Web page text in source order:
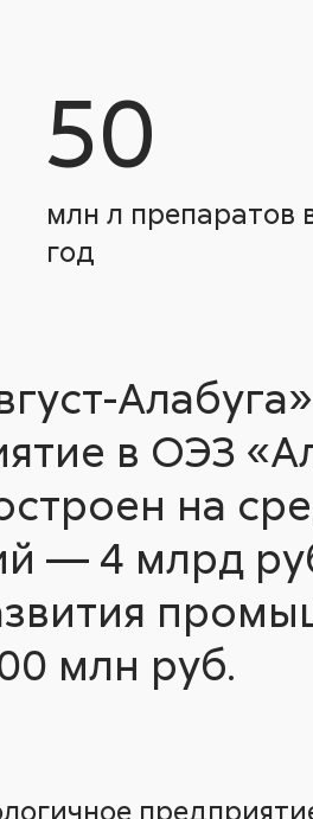
50
млн л препаратов
год
в ОЭЗ
на
— 4 млрд
млн руб.